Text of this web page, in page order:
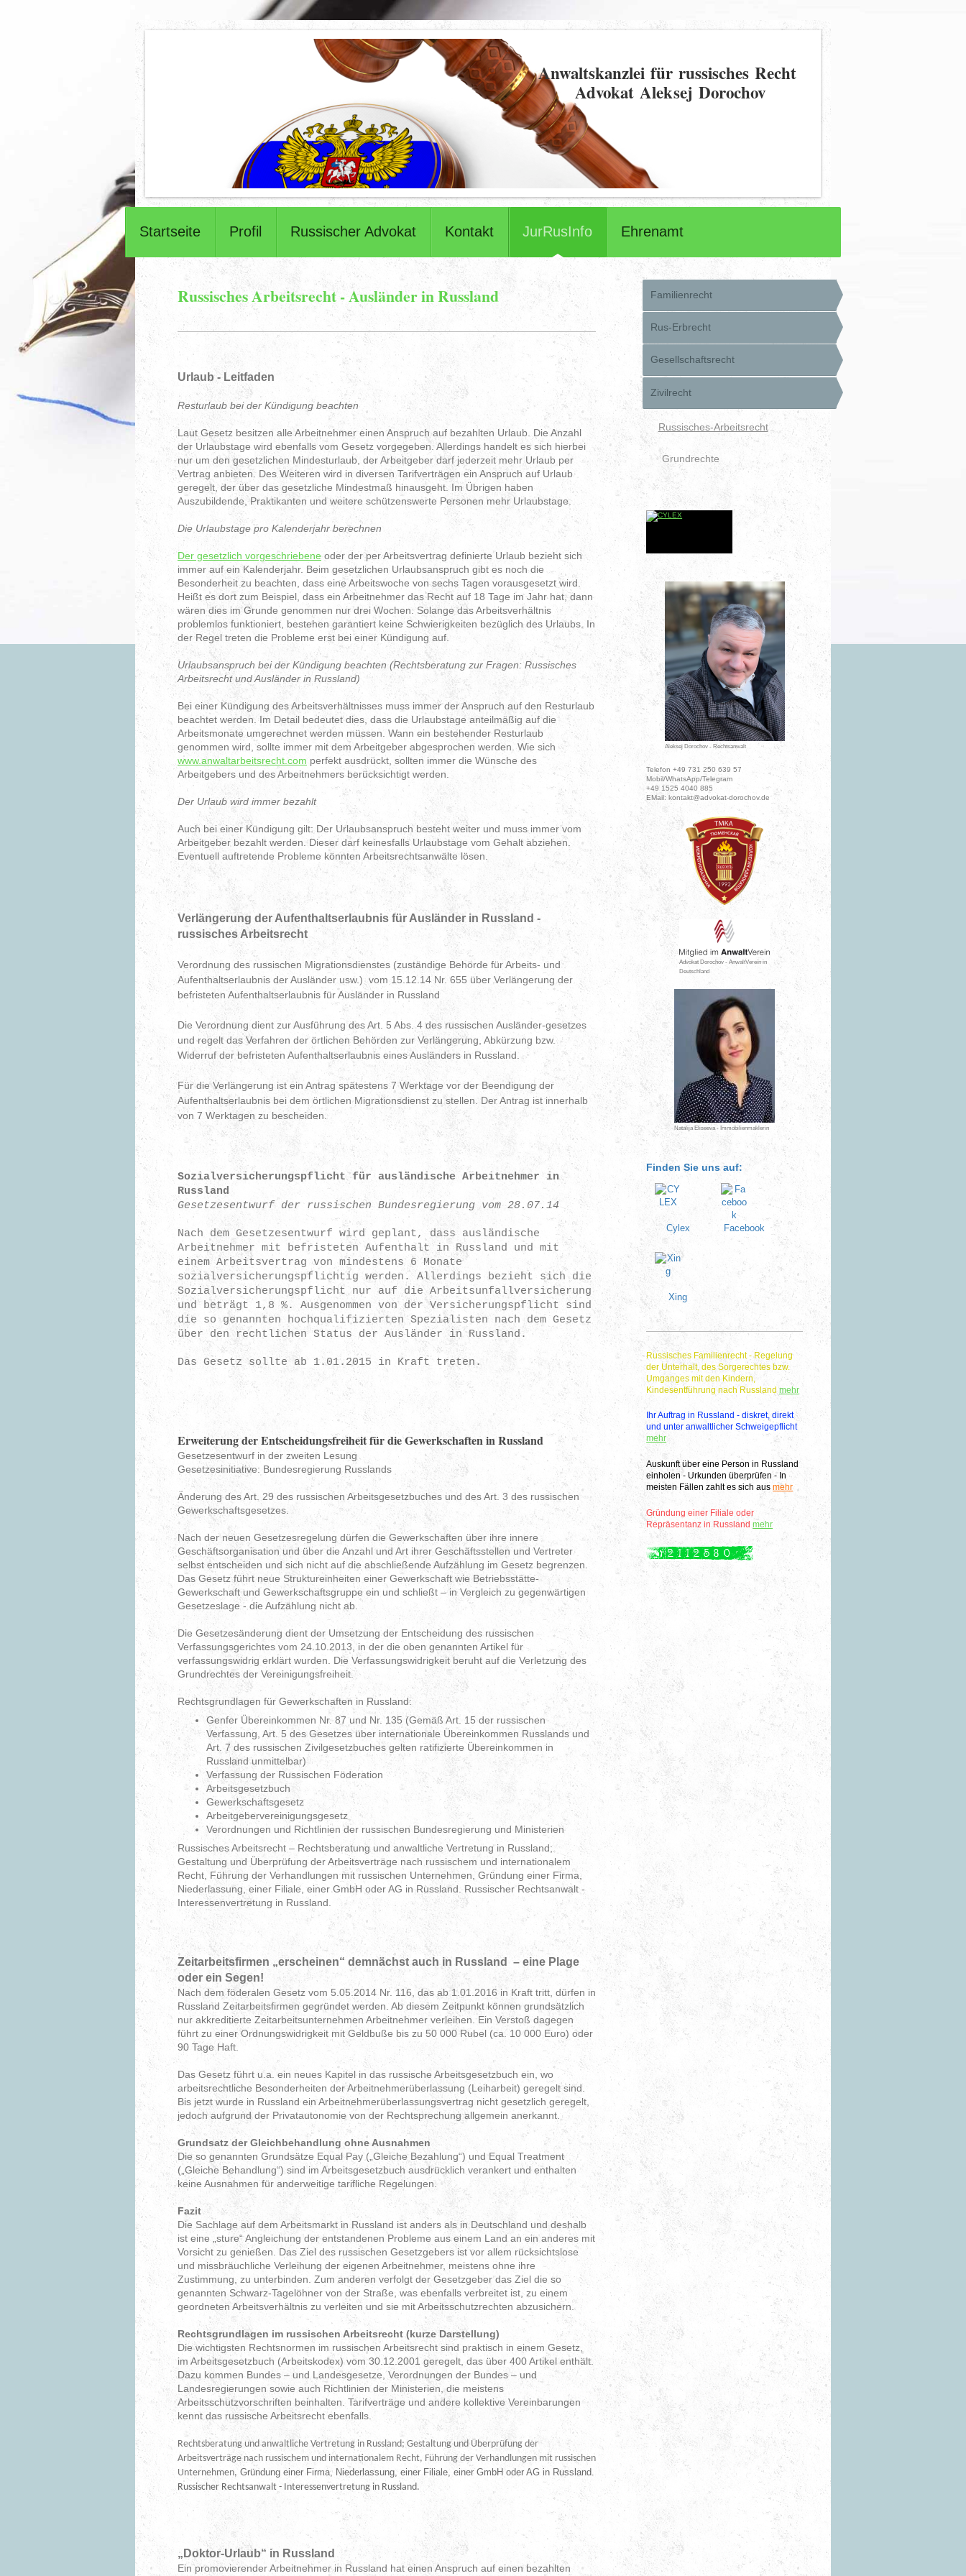
Anwaltskanzlei für russisches Recht
Advokat Aleksej Dorochov
Startseite Profil Russischer Advokat Kontakt JurRusInfo Ehrenamt
Russisches Arbeitsrecht - Ausländer in Russland
Urlaub - Leitfaden
Resturlaub bei der Kündigung beachten
Laut Gesetz besitzen alle Arbeitnehmer einen Anspruch auf bezahlten Urlaub. Die Anzahl
der Urlaubstage wird ebenfalls vom Gesetz vorgegeben. Allerdings handelt es sich hierbei
nur um den gesetzlichen Mindesturlaub, der Arbeitgeber darf jederzeit mehr Urlaub per
Vertrag anbieten. Des Weiteren wird in diversen Tarifverträgen ein Anspruch auf Urlaub
geregelt, der über das gesetzliche Mindestmaß hinausgeht. Im Übrigen haben
Auszubildende, Praktikanten und weitere schützenswerte Personen mehr Urlaubstage.
Die Urlaubstage pro Kalenderjahr berechnen
Der gesetzlich vorgeschriebene oder der per Arbeitsvertrag definierte Urlaub bezieht sich
immer auf ein Kalenderjahr. Beim gesetzlichen Urlaubsanspruch gibt es noch die
Besonderheit zu beachten, dass eine Arbeitswoche von sechs Tagen vorausgesetzt wird.
Heißt es dort zum Beispiel, dass ein Arbeitnehmer das Recht auf 18 Tage im Jahr hat, dann
wären dies im Grunde genommen nur drei Wochen. Solange das Arbeitsverhältnis
problemlos funktioniert, bestehen garantiert keine Schwierigkeiten bezüglich des Urlaubs. In
der Regel treten die Probleme erst bei einer Kündigung auf.
Urlaubsanspruch bei der Kündigung beachten (Rechtsberatung zur Fragen: Russisches
Arbeitsrecht und Ausländer in Russland)
Bei einer Kündigung des Arbeitsverhältnisses muss immer der Anspruch auf den Resturlaub
beachtet werden. Im Detail bedeutet dies, dass die Urlaubstage anteilmäßig auf die
Arbeitsmonate umgerechnet werden müssen. Wann ein bestehender Resturlaub
genommen wird, sollte immer mit dem Arbeitgeber abgesprochen werden. Wie sich
www.anwaltarbeitsrecht.com perfekt ausdrückt, sollten immer die Wünsche des
Arbeitgebers und des Arbeitnehmers berücksichtigt werden.
Der Urlaub wird immer bezahlt
Auch bei einer Kündigung gilt: Der Urlaubsanspruch besteht weiter und muss immer vom
Arbeitgeber bezahlt werden. Dieser darf keinesfalls Urlaubstage vom Gehalt abziehen.
Eventuell auftretende Probleme könnten Arbeitsrechtsanwälte lösen.
Verlängerung der Aufenthaltserlaubnis für Ausländer in Russland -
russisches Arbeitsrecht
Verordnung des russischen Migrationsdienstes (zuständige Behörde für Arbeits- und
Aufenthaltserlaubnis der Ausländer usw.) vom 15.12.14 Nr. 655 über Verlängerung der
befristeten Aufenthaltserlaubnis für Ausländer in Russland
Die Verordnung dient zur Ausführung des Art. 5 Abs. 4 des russischen Ausländer-gesetzes
und regelt das Verfahren der örtlichen Behörden zur Verlängerung, Abkürzung bzw.
Widerruf der befristeten Aufenthaltserlaubnis eines Ausländers in Russland.
Für die Verlängerung ist ein Antrag spätestens 7 Werktage vor der Beendigung der
Aufenthaltserlaubnis bei dem örtlichen Migrationsdienst zu stellen. Der Antrag ist innerhalb
von 7 Werktagen zu bescheiden.
Sozialversicherungspflicht für ausländische Arbeitnehmer in
Russland
Gesetzesentwurf der russischen Bundesregierung vom 28.07.14
Nach dem Gesetzesentwurf wird geplant, dass ausländische
Arbeitnehmer mit befristeten Aufenthalt in Russland und mit
einem Arbeitsvertrag von mindestens 6 Monate
sozialversicherungspflichtig werden. Allerdings bezieht sich die
Sozialversicherungspflicht nur auf die Arbeitsunfallversicherung
und beträgt 1,8 %. Ausgenommen von der Versicherungspflicht sind
die so genannten hochqualifizierten Spezialisten nach dem Gesetz
über den rechtlichen Status der Ausländer in Russland.
Das Gesetz sollte ab 1.01.2015 in Kraft treten.
Erweiterung der Entscheidungsfreiheit für die Gewerkschaften in Russland
Gesetzesentwurf in der zweiten Lesung
Gesetzesinitiative: Bundesregierung Russlands
Änderung des Art. 29 des russischen Arbeitsgesetzbuches und des Art. 3 des russischen
Gewerkschaftsgesetzes.
Nach der neuen Gesetzesregelung dürfen die Gewerkschaften über ihre innere
Geschäftsorganisation und über die Anzahl und Art ihrer Geschäftsstellen und Vertreter
selbst entscheiden und sich nicht auf die abschließende Aufzählung im Gesetz begrenzen.
Das Gesetz führt neue Struktureinheiten einer Gewerkschaft wie Betriebsstätte-
Gewerkschaft und Gewerkschaftsgruppe ein und schließt – in Vergleich zu gegenwärtigen
Gesetzeslage - die Aufzählung nicht ab.
Die Gesetzesänderung dient der Umsetzung der Entscheidung des russischen
Verfassungsgerichtes vom 24.10.2013, in der die oben genannten Artikel für
verfassungswidrig erklärt wurden. Die Verfassungswidrigkeit beruht auf die Verletzung des
Grundrechtes der Vereinigungsfreiheit.
Rechtsgrundlagen für Gewerkschaften in Russland:
Genfer Übereinkommen Nr. 87 und Nr. 135 (Gemäß Art. 15 der russischen
Verfassung, Art. 5 des Gesetzes über internationale Übereinkommen Russlands und
Art. 7 des russischen Zivilgesetzbuches gelten ratifizierte Übereinkommen in
Russland unmittelbar)
Verfassung der Russischen Föderation
Arbeitsgesetzbuch
Gewerkschaftsgesetz
Arbeitgebervereinigungsgesetz
Verordnungen und Richtlinien der russischen Bundesregierung und Ministerien
Russisches Arbeitsrecht – Rechtsberatung und anwaltliche Vertretung in Russland;
Gestaltung und Überprüfung der Arbeitsverträge nach russischem und internationalem
Recht, Führung der Verhandlungen mit russischen Unternehmen, Gründung einer Firma,
Niederlassung, einer Filiale, einer GmbH oder AG in Russland. Russischer Rechtsanwalt -
Interessenvertretung in Russland.
Zeitarbeitsfirmen „erscheinen“ demnächst auch in Russland – eine Plage
oder ein Segen!
Nach dem föderalen Gesetz vom 5.05.2014 Nr. 116, das ab 1.01.2016 in Kraft tritt, dürfen in
Russland Zeitarbeitsfirmen gegründet werden. Ab diesem Zeitpunkt können grundsätzlich
nur akkreditierte Zeitarbeitsunternehmen Arbeitnehmer verleihen. Ein Verstoß dagegen
führt zu einer Ordnungswidrigkeit mit Geldbuße bis zu 50 000 Rubel (ca. 10 000 Euro) oder
90 Tage Haft.
Das Gesetz führt u.a. ein neues Kapitel in das russische Arbeitsgesetzbuch ein, wo
arbeitsrechtliche Besonderheiten der Arbeitnehmerüberlassung (Leiharbeit) geregelt sind.
Bis jetzt wurde in Russland ein Arbeitnehmerüberlassungsvertrag nicht gesetzlich geregelt,
jedoch aufgrund der Privatautonomie von der Rechtsprechung allgemein anerkannt.
Grundsatz der Gleichbehandlung ohne Ausnahmen
Die so genannten Grundsätze Equal Pay („Gleiche Bezahlung“) und Equal Treatment
(„Gleiche Behandlung“) sind im Arbeitsgesetzbuch ausdrücklich verankert und enthalten
keine Ausnahmen für anderweitige tarifliche Regelungen.
Fazit
Die Sachlage auf dem Arbeitsmarkt in Russland ist anders als in Deutschland und deshalb
ist eine „sture“ Angleichung der entstandenen Probleme aus einem Land an ein anderes mit
Vorsicht zu genießen. Das Ziel des russischen Gesetzgebers ist vor allem rücksichtslose
und missbräuchliche Verleihung der eigenen Arbeitnehmer, meistens ohne ihre
Zustimmung, zu unterbinden. Zum anderen verfolgt der Gesetzgeber das Ziel die so
genannten Schwarz-Tagelöhner von der Straße, was ebenfalls verbreitet ist, zu einem
geordneten Arbeitsverhältnis zu verleiten und sie mit Arbeitsschutzrechten abzusichern.
Rechtsgrundlagen im russischen Arbeitsrecht (kurze Darstellung)
Die wichtigsten Rechtsnormen im russischen Arbeitsrecht sind praktisch in einem Gesetz,
im Arbeitsgesetzbuch (Arbeitskodex) vom 30.12.2001 geregelt, das über 400 Artikel enthält.
Dazu kommen Bundes – und Landesgesetze, Verordnungen der Bundes – und
Landesregierungen sowie auch Richtlinien der Ministerien, die meistens
Arbeitsschutzvorschriften beinhalten. Tarifverträge und andere kollektive Vereinbarungen
kennt das russische Arbeitsrecht ebenfalls.
Rechtsberatung und anwaltliche Vertretung in Russland; Gestaltung und Überprüfung der
Arbeitsverträge nach russischem und internationalem Recht, Führung der Verhandlungen mit russischen
Unternehmen, Gründung einer Firma, Niederlassung, einer Filiale, einer GmbH oder AG in Russland.
Russischer Rechtsanwalt - Interessenvertretung in Russland.
„Doktor-Urlaub“ in Russland
Ein promovierender Arbeitnehmer in Russland hat einen Anspruch auf einen bezahlten
Familienrecht
Rus-Erbrecht
Gesellschaftsrecht
Zivilrecht
Russisches-Arbeitsrecht
Grundrechte
Aleksej Dorochov - Rechtsanwalt
Telefon +49 731 250 639 57
Mobil/WhatsApp/Telegram
+49 1525 4040 885
EMail: kontakt@advokat-dorochov.de
Advokat Dorochov - AnwaltVerein in
Deutschland
Natalija Eliseeva - Immobilienmaklerin
Finden Sie uns auf:
Cylex Facebook
Xing
Russisches Familienrecht - Regelung
der Unterhalt, des Sorgerechtes bzw.
Umganges mit den Kindern,
Kindesentführung nach Russland mehr
Ihr Auftrag in Russland - diskret, direkt
und unter anwaltlicher Schweigepflicht
mehr
Auskunft über eine Person in Russland
einholen - Urkunden überprüfen - In
meisten Fällen zahlt es sich aus mehr
Gründung einer Filiale oder
Repräsentanz in Russland mehr